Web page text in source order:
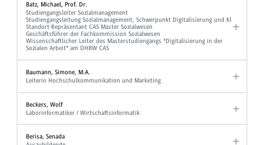
Batz, Michael, Prof. Dr.
Studiengangsleiter Sozialmanagement
Studiengangsleitung Sozialmanagement, Schwerpunkt Digitalisierung und KI
Standort-Repräsentant CAS Master Sozialwesen
Geschäftsführer der Fachkommission Sozialwesen
Wissenschaftlicher Leiter des Masterstudiengangs "Digitalisierung in der
Sozialen Arbeit" am DHBW CAS
Baumann, Simone, M.A.
Leiterin Hochschulkommunikation und Marketing
Beckers, Wolf
Laborinformatiker / Wirtschaftsinformatik
Berisa, Senada